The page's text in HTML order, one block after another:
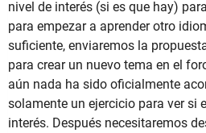
nivel de interés (si es que hay)
para empezar a aprender otro
suficiente, enviaremos la
para crear un nuevo tema en el
aún nada ha sido oficialmente
solamente un ejercicio para ver si
interés. Después necesitaremos